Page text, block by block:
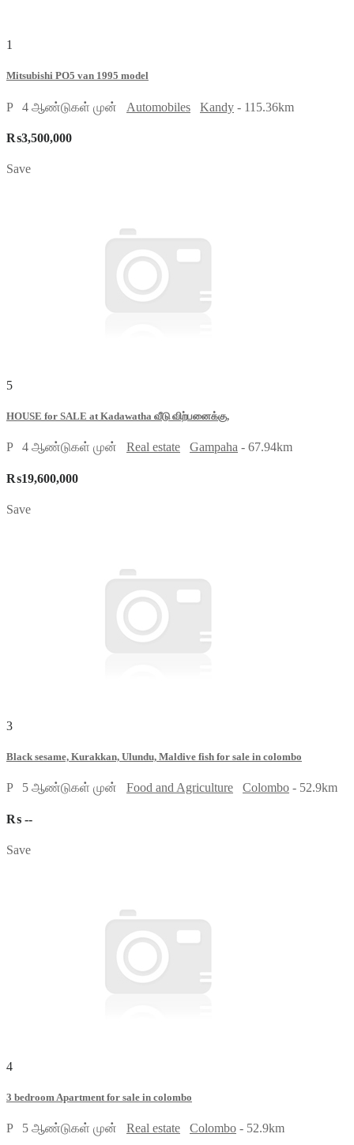
1
Mitsubishi PO5 van 1995 model
P 4 ஆண்டுகள் முன் Automobiles Kandy - 115.36km
₨3,500,000
Save
5
HOUSE for SALE at Kadawatha வீடு விற்பனைக்கு,
P 4 ஆண்டுகள் முன் Real estate Gampaha - 67.94km
₨19,600,000
Save
3
Black sesame, Kurakkan, Ulundu, Maldive fish for sale in colombo
P 5 ஆண்டுகள் முன் Food and Agriculture Colombo - 52.9km
₨ --
Save
4
3 bedroom Apartment for sale in colombo
P 5 ஆண்டுகள் முன் Real estate Colombo - 52.9km